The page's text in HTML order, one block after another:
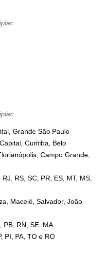
Grande São Paulo
Curitiba, Belo
Campo Grande,
RS, SC, PR, ES, MT, MS,
Maceió, Salvador, João
PB, RN, SE, MA
PI, PA, TO e RO